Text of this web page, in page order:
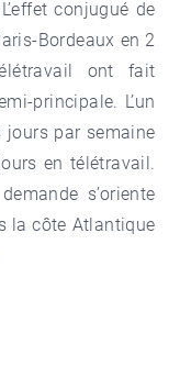
conjugué de
Bordeaux en 2
ont fait
principale. L’un
jours par semaine
en télétravail.
s’oriente
la côte Atlantique